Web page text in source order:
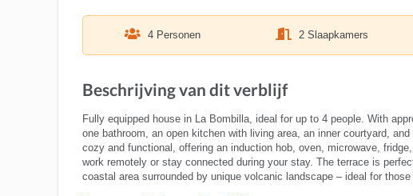
4 Personen 2 Slaapkamers
Beschrijving van dit verblijf
Fully equipped house in La Bombilla, ideal for up to 4 people. With
one bathroom, an open kitchen with living area, an inner courtyard,
cozy and functional, offering an induction hob, oven, microwave,
work remotely or stay connected during your stay. The terrace is
coastal area surrounded by unique volcanic landscape – ideal for